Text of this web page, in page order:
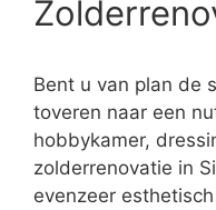
Bent u van plan de
toveren naar een
hobbykamer,
zolderrenovatie in
evenzeer